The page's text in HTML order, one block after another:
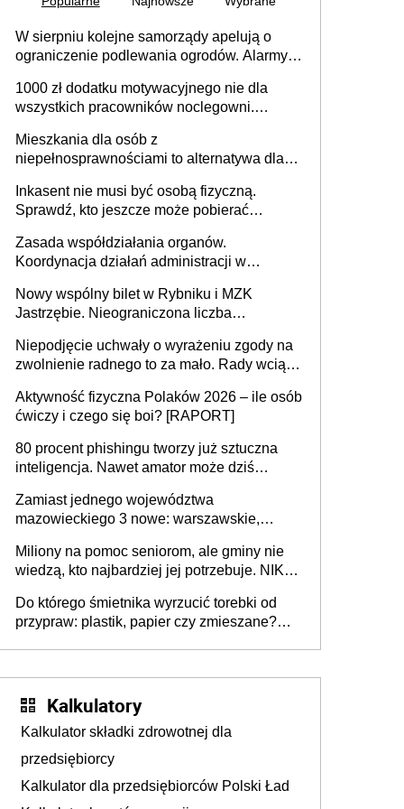
W sierpniu kolejne samorządy apelują o
ograniczenie podlewania ogrodów. Alarmy w
może objąć cały kraj
1000 zł dodatku motywacyjnego nie dla
wszystkich pracowników noclegowni.
Mieszkania dla osób z
niepełnosprawnościami to alternatywa dla
samodzielnie lub z rodziną
Inkasent nie musi być osobą fizyczną.
Sprawdź, kto jeszcze może pobierać
Zasada współdziałania organów.
Koordynacja działań administracji w
Nowy wspólny bilet w Rybniku i MZK
Jastrzębie. Nieograniczona liczba
Niepodjęcie uchwały o wyrażeniu zgody na
zwolnienie radnego to za mało. Rady wciąż
rozstrzygać sprawy
Aktywność fizyczna Polaków 2026 – ile osób
ćwiczy i czego się boi? [RAPORT]
80 procent phishingu tworzy już sztuczna
inteligencja. Nawet amator może dziś
Zamiast jednego województwa
mazowieckiego 3 nowe: warszawskie,
Europie nie ma tak dużych jednostek
stołecznych
Miliony na pomoc seniorom, ale gminy nie
wiedzą, kto najbardziej jej potrzebuje. NIK
Do którego śmietnika wyrzucić torebki od
przypraw: plastik, papier czy zmieszane?
Kalkulatory
Kalkulator składki zdrowotnej dla
przedsiębiorcy
Kalkulator dla przedsiębiorców Polski Ład